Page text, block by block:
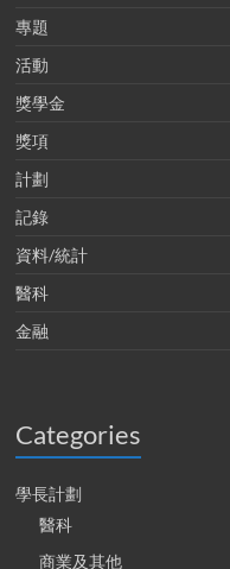
專題
活動
獎學金
獎項
計劃
記錄
資料/統計
醫科
金融
Categories
學長計劃
醫科
商業及其他